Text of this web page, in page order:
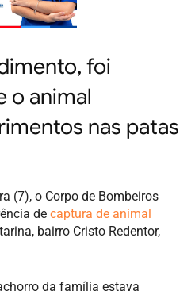
foi
o animal
nas patas
(7), o Corpo de Bombeiros
de captura de animal
bairro Cristo Redentor,
da família estava